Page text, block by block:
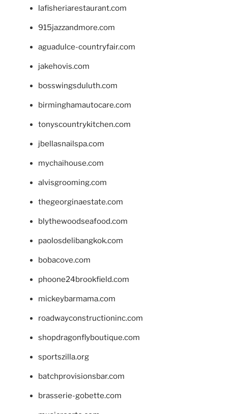
lafisheriarestaurant.com
915jazzandmore.com
aguadulce-countryfair.com
jakehovis.com
bosswingsduluth.com
birminghamautocare.com
tonyscountrykitchen.com
jbellasnailspa.com
mychaihouse.com
alvisgrooming.com
thegeorginaestate.com
blythewoodseafood.com
paolosdelibangkok.com
bobacove.com
phoone24brookfield.com
mickeybarmama.com
roadwayconstructioninc.com
shopdragonflyboutique.com
sportszilla.org
batchprovisionsbar.com
brasserie-gobette.com